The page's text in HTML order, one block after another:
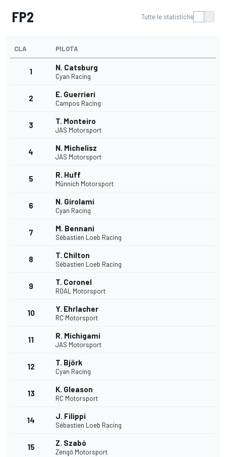
FP2 Tutte le statistiche
CLA PILOTA
1 N. Catsburg
Cyan Racing
2 E. Guerrieri
Campos Racing
3 T. Monteiro
JAS Motorsport
4 N. Michelisz
JAS Motorsport
5 R. Huff
Münnich Motorsport
6 N. Girolami
Cyan Racing
7 M. Bennani
Sébastien Loeb Racing
8 T. Chilton
Sébastien Loeb Racing
9 T. Coronel
ROAL Motorsport
10 Y. Ehrlacher
RC Motorsport
11 R. Michigami
JAS Motorsport
12 T. Björk
Cyan Racing
13 K. Gleason
RC Motorsport
14 J. Filippi
Sébastien Loeb Racing
15 Z. Szabó
Zengő Motorsport